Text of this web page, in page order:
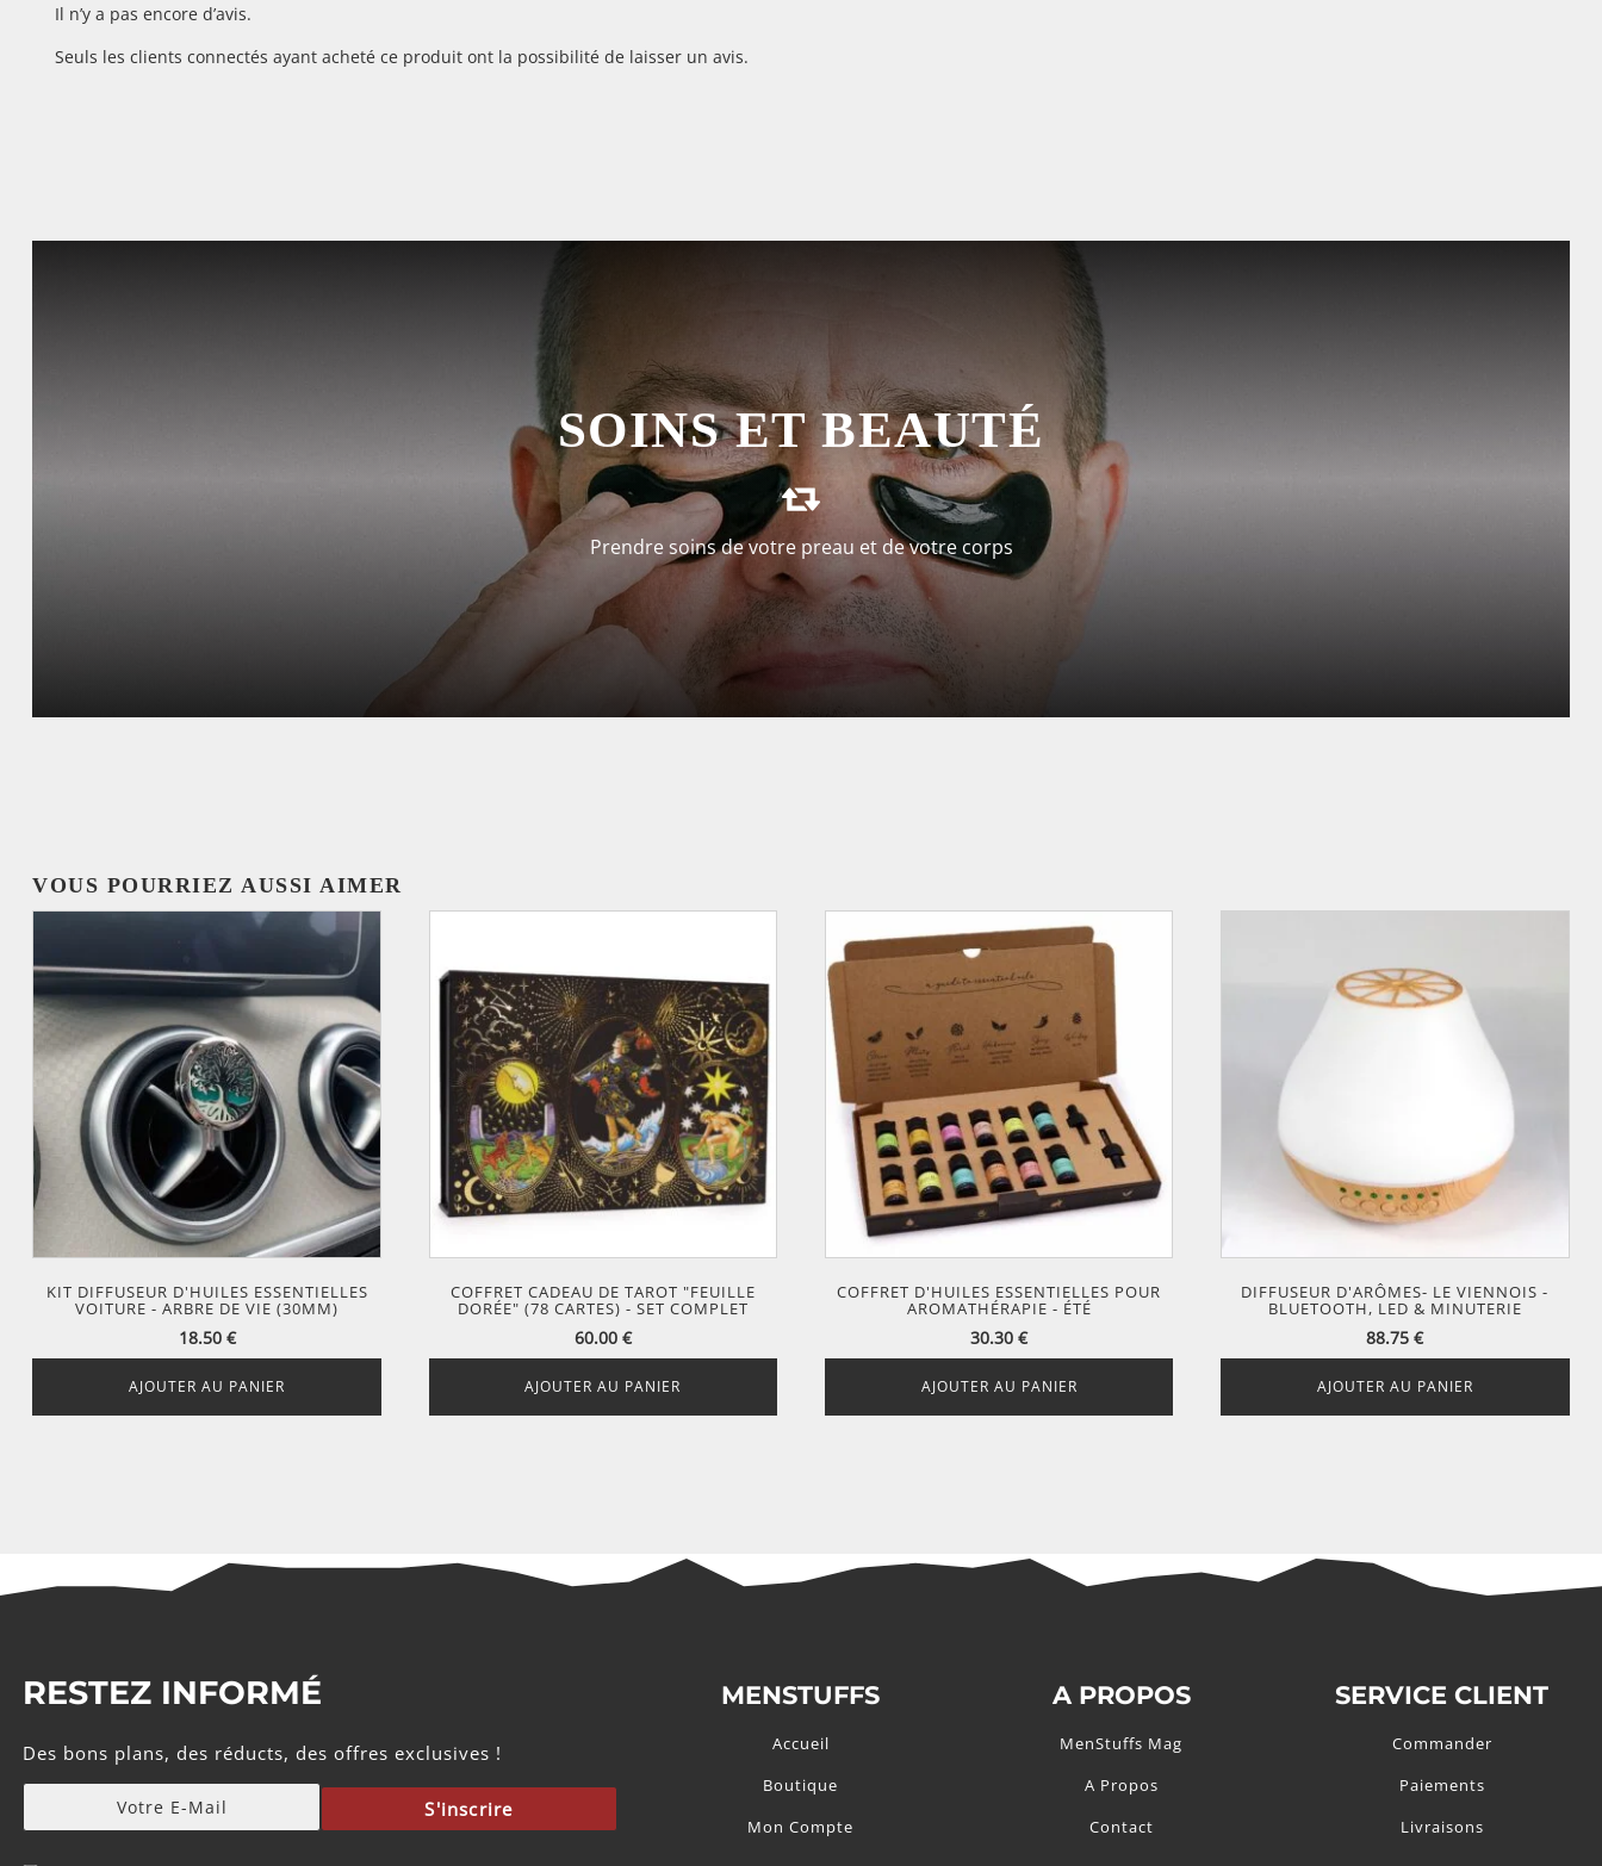
Il n’y a pas encore d’avis.
Seuls les clients connectés ayant acheté ce produit ont la possibilité de laisser un avis.
SOINS ET BEAUTÉ
Prendre soins de votre preau et de votre corps
DÉCOUVREZ LES SOINS DE LA PEAU
VOIR LA SÉLECTION
VOUS POURRIEZ AUSSI AIMER
KIT DIFFUSEUR D'HUILES ESSENTIELLES
VOITURE - ARBRE DE VIE (30MM)
18.50 €
AJOUTER AU PANIER
COFFRET CADEAU DE TAROT "FEUILLE
DORÉE" (78 CARTES) - SET COMPLET
60.00 €
AJOUTER AU PANIER
COFFRET D'HUILES ESSENTIELLES POUR
AROMATHÉRAPIE - ÉTÉ
30.30€
AJOUTER AU PANIER
DIFFUSEUR D'ARÔMES- LE VIENNOIS -
BLUETOOTH, LED & MINUTERIE
88.75€
AJOUTER AU PANIER
RESTEZ INFORMÉ
Des bons plans, des réducts, des offres exclusives !
S'inscrire
MENSTUFFS
Accueil
Boutique
Mon Compte
A PROPOS
MenStuffs Mag
A Propos
Contact
SERVICE CLIENT
Commander
Paiements
Livraisons